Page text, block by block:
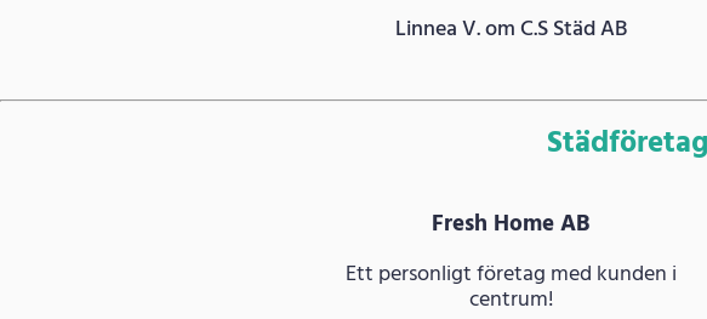
Linnea V. om C.S Städ AB
Fresh Home AB
Ett personligt företag med kunden i
centrum!